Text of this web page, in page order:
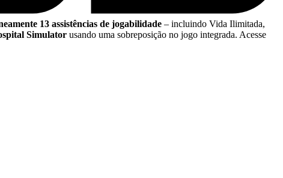
13 assistências de jogabilidade – incluindo Vida Ilimitada,
Simulator usando uma sobreposição no jogo integrada. Acesse